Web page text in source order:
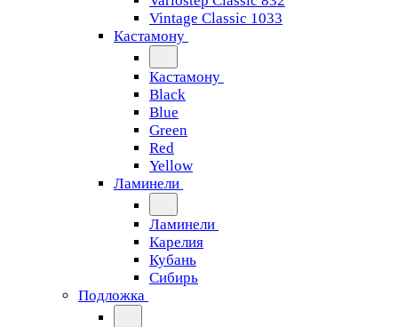
Vintage Classic 1033
Кастамону
Кастамону
Black
Blue
Green
Red
Yellow
Ламинели
Ламинели
Карелия
Кубань
Сибирь
Подложка